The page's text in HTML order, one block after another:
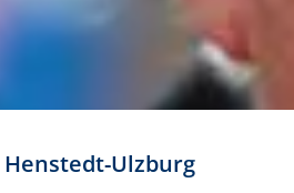
Ulzburg